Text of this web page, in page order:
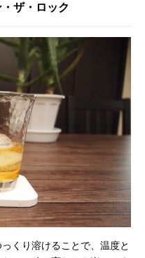
ザ・ロック
くり溶けることで、温度と